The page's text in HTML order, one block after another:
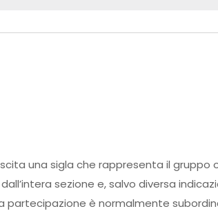
una sigla che rappresenta il gruppo
sezione e, salvo diversa
è normalmente